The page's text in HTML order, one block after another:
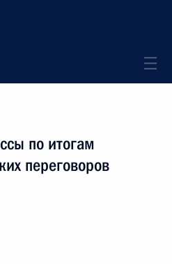
по итогам
переговоров